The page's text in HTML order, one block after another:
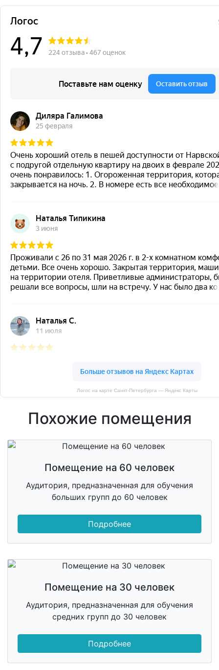
Логос на карте Санкт‑Петербурга — Яндекс Карты
Похожие помещения
Помещение на 60 человек
Аудитория, предназначенная для обучения
больших групп до 60 человек
Подробнее
Помещение на 30 человек
Аудитория, предназначенная для обучения
средних групп до 30 человек
Подробнее